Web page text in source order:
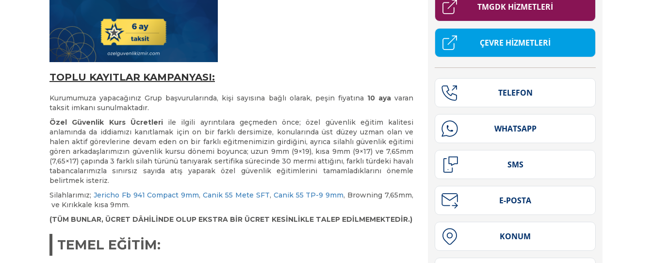
TOPLU KAYITLAR KAMPANYASI:
Kurumumuza yapacağınız Grup başvurularında, kişi sayısına bağlı olarak, peşin fiyatına 10 ayavaran
taksit imkanı sunulmaktadır.
Özel Güvenlik Kurs Ücretleriile ilgili ayrıntılara geçmeden önce; özel güvenlik eğitim kalitesi
anlamında da iddiamızı kanıtlamak için on bir farklı dersimize, konularında üst düzey uzman olan ve
halen aktif görevlerine devam eden on bir farklı eğitmenimizin girdiğini, ayrıca silahlı güvenlik eğitimi
gören arkadaşlarımızın güvenlik kursu dönemi boyunca; uzun 9mm (9×19), kısa 9mm (9×17) ve 7,65mm
(7,65×17) çapında 3 farklı silah türünü tanıyarak sertifika sürecinde 30 mermi attığını, farklı türdeki havalı
tabancalarımızla sınırsız sayıda atış yaparak özel güvenlik eğitimlerini tamamladıklarını önemle
belirtmek isteriz.
Silahlarımız; Jericho Fb 941 Compact 9mm,Canik 55 Mete SFT, Canik 55 TP-9 9mm, Browning 7,65mm,
ve Kırıkkale kısa 9mm.
(TÜM BUNLAR, ÜCRET DÂHİLİNDE OLUP EKSTRA BİR ÜCRET KESİNLİKLE TALEP EDİLMEMEKTEDİR.)
TEMEL EĞİTİM: